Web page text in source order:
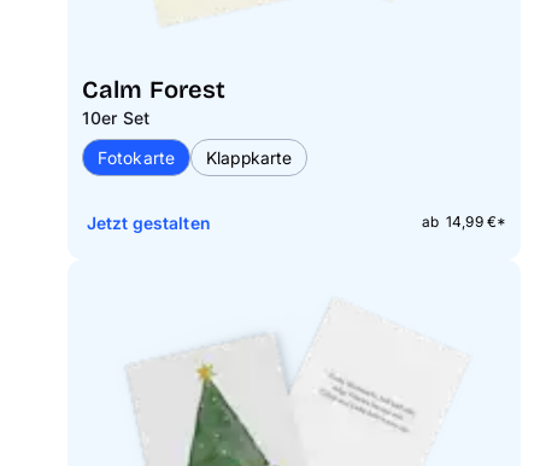
Calm Forest
10er Set
Fotokarte
Klappkarte
ab 14,99 €*
Jetzt gestalten